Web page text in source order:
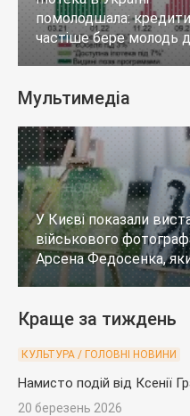
помолодшала:
частіше бере молодь
років
Мультимедіа
У Києві показали
військового
Арсена Федосенка,
загинув на війні
Краще за тиждень
КУЛЬТУРА / ГОЛОВНІ НОВИНИ
Намисто подій від Ксенії
20 березень 2026